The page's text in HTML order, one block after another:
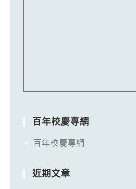
百年校慶專網
百年校慶專網
近期文章